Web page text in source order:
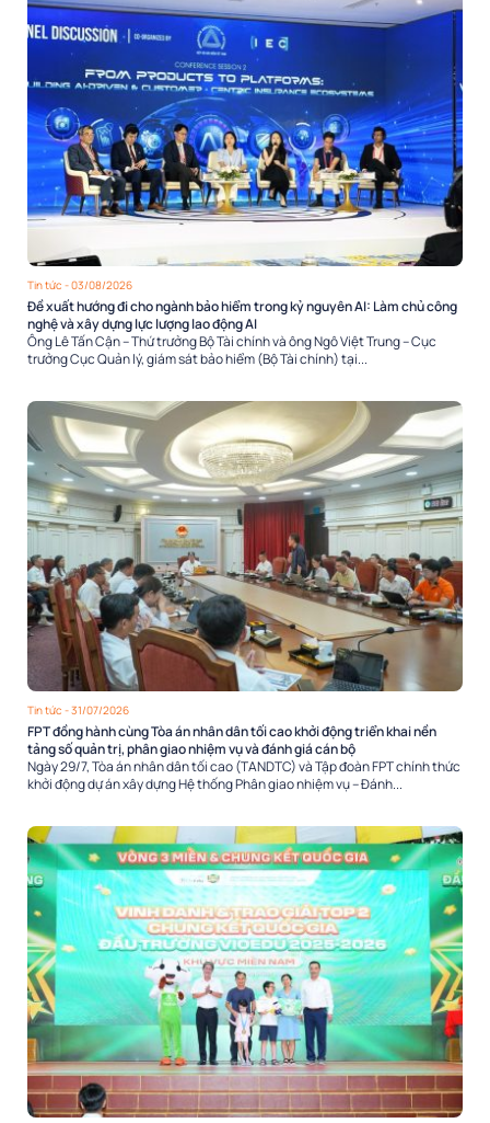
Tin tức - 03/08/2026
Đề xuất hướng đi cho ngành bảo hiểm trong kỷ nguyên AI: Làm chủ công
nghệ và xây dựng lực lượng lao động AI
Ông Lê Tấn Cận – Thứ trưởng Bộ Tài chính và ông Ngô Việt Trung – Cục
trưởng Cục Quản lý, giám sát bảo hiểm (Bộ Tài chính) tại...
Tin tức - 31/07/2026
FPT đồng hành cùng Tòa án nhân dân tối cao khởi động triển khai nền
tảng số quản trị, phân giao nhiệm vụ và đánh giá cán bộ
Ngày 29/7, Tòa án nhân dân tối cao (TANDTC) và Tập đoàn FPT chính thức
khởi động dự án xây dựng Hệ thống Phân giao nhiệm vụ – Đánh...